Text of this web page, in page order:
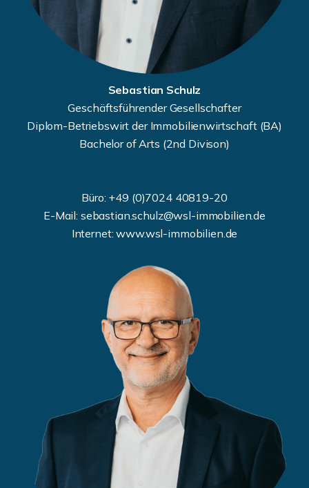
Sebastian Schulz
Geschäftsführender Gesellschafter
Diplom-Betriebswirt der Immobilienwirtschaft (BA)
Bachelor of Arts (2nd Divison)
Büro: +49 (0)7024 40819-20
E-Mail: sebastian.schulz@wsl-immobilien.de
Internet: www.wsl-immobilien.de